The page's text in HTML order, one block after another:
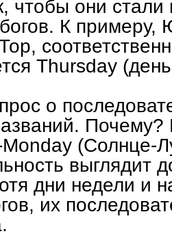
чтобы они
К примеру,
Thursday
о
(Солнце-
выглядит
дни недели и
их